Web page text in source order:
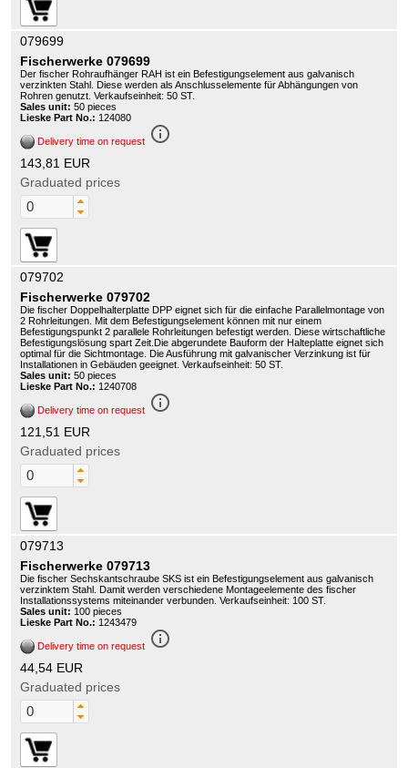
079699
Fischerwerke 079699
Der fischer Rohraufhänger RAH ist ein Befestigungselement aus galvanisch
verzinkten Stahl. Diese werden als Anschlusselemente für Abhängungen von
Rohren genutzt. Verkaufseinheit: 50 ST.
Sales unit: 50 pieces
Lieske Part No.: 124080
Delivery time on request info_outline
143,81 EUR
Graduated prices
079702
Fischerwerke 079702
Die fischer Doppelhalterplatte DPP eignet sich für die einfache Parallelmontage von
2 Rohrleitungen. Mit dem Befestigungselement können mit nur einem
Befestigungspunkt 2 parallele Rohrleitungen befestigt werden. Diese wirtschaftliche
Befestigungslösung spart Zeit.Die abgerundete Bauform der Halteplatte eignet sich
optimal für die Sichtmontage. Die Ausführung mit galvanischer Verzinkung ist für
Installationen in Gebäuden geeignet. Verkaufseinheit: 50 ST.
Sales unit: 50 pieces
Lieske Part No.: 1240708
Delivery time on request info_outline
121,51 EUR
Graduated prices
079713
Fischerwerke 079713
Die fischer Sechskantschraube SKS ist ein Befestigungselement aus galvanisch
verzinktem Stahl. Damit werden verschiedene Montageelemente des fischer
Installationssystems miteinander verbunden. Verkaufseinheit: 100 ST.
Sales unit: 100 pieces
Lieske Part No.: 1243479
Delivery time on request info_outline
44,54 EUR
Graduated prices